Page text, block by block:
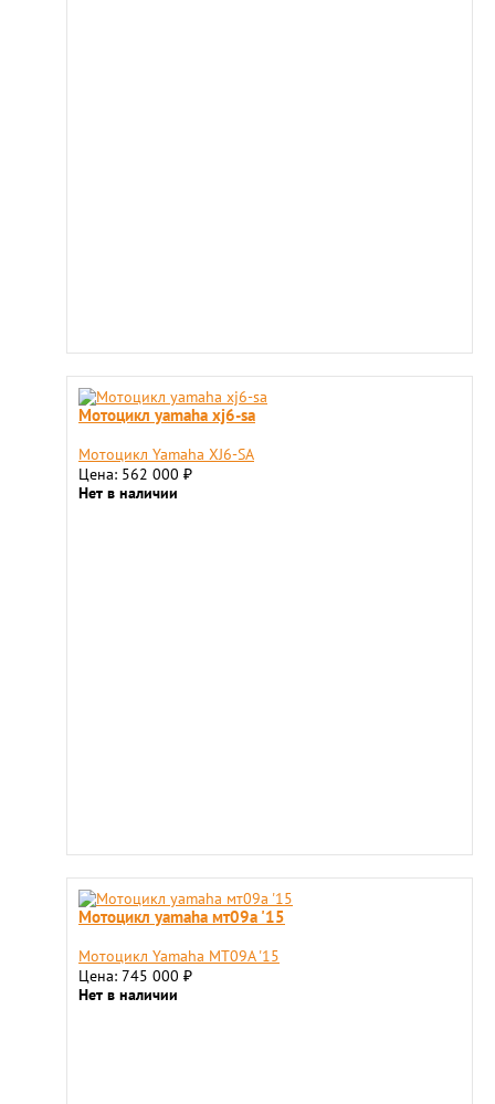
Мотоцикл yamaha xj6-sa
Мотоцикл Yamaha XJ6-SA
Цена: 562 000 ₽
Нет в наличии
Мотоцикл yamaha мт09a '15
Мотоцикл Yamaha МТ09A '15
Цена: 745 000 ₽
Нет в наличии